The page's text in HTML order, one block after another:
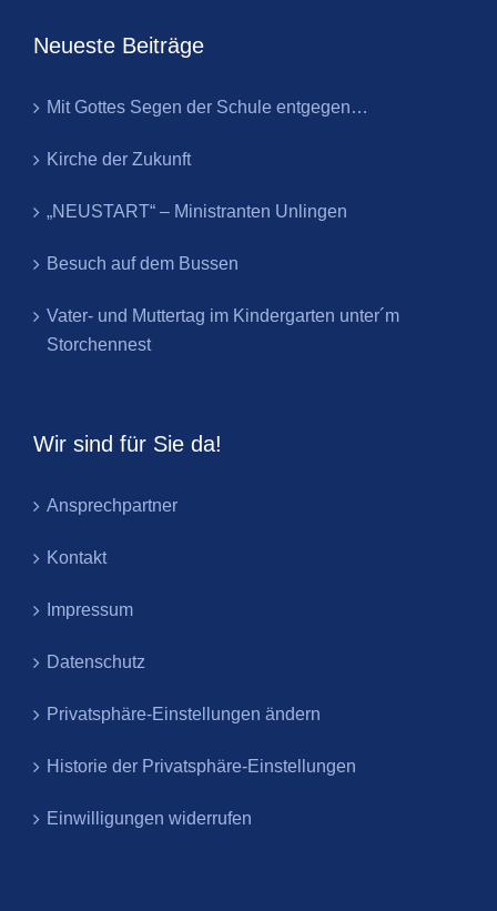
Neueste Beiträge
Mit Gottes Segen der Schule entgegen…
Kirche der Zukunft
„NEUSTART“ – Ministranten Unlingen
Besuch auf dem Bussen
Vater- und Muttertag im Kindergarten unter´m
Storchennest
Wir sind für Sie da!
Ansprechpartner
Kontakt
Impressum
Datenschutz
Privatsphäre-Einstellungen ändern
Historie der Privatsphäre-Einstellungen
Einwilligungen widerrufen